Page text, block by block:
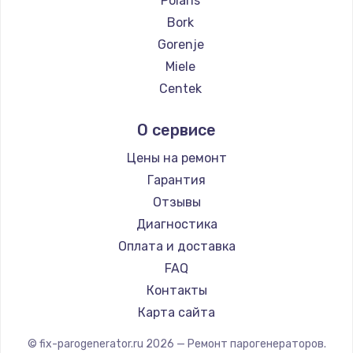
Замена температурного датчика
2500 руб.
Заказать
Замена электроконфорки
Заказать
Техобслуживание
900 руб.
Заказать
Установка / подключение / демонтаж
1300 руб.
Заказать
Bork
Gorenje
Miele
Centek
Hotpoint Ariston
DELTA
Silter
Beko
Vivitek
RED solution
О сервисе
Цены на ремонт
Гарантия
Отзывы
Диагностика
Оплата и доставка
FAQ
Контакты
Карта сайта
© fix-parogenerator.ru 2026 — Ремонт парогенераторов.